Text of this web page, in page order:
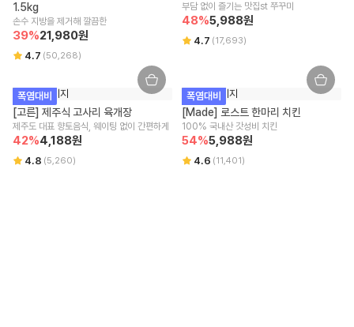
주문 후 부분 취소/옵션/수량 변경은 어려우며 전체 취소 후 재주문이 필요
합니다.
결제 승인 취소/환불
결제 승인 취소 시 주문 금액으로 환불이 진행되며, 3영업일 내 결제사에
사용하신 적립금과 쿠폰의 복원은 적용된 혜택 조건에 따라 상이할 수 있
습니다.
환불은 결제사 정책에 따르며, 자세한 환불 사항은 결제사에 문의 부탁드
립니다.
배송
1.5kg
손수 지방을 제거해 깔끔한
39%21,980원
4.7 (50,268)
부담 없이 즐기는 맛집st 쭈꾸미
48%5,988원
4.7 (17,693)
폭염대비
[고른] 제주식 고사리 육개장
제주도 대표 향토음식, 웨이팅 없이 간편하게
42%4,188원
4.8 (5,260)
폭염대비
[Made] 로스트 한마리 치킨
100% 국내산 갓성비 치킨
54%5,988원
4.6 (11,401 )